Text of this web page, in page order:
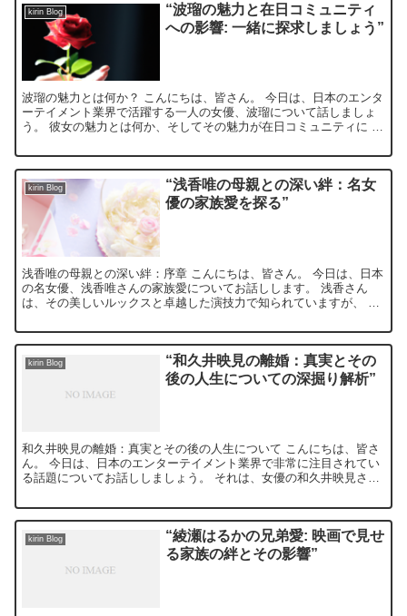
kirin Blog
“波瑠の魅力と在日コミュニティ
への影響: 一緒に探求しましょう”
波瑠の魅力とは何か？ こんにちは、皆さん。 今日は、日本のエンタ
ーテイメント業界で活躍する一人の女優、波瑠について話しましょ
う。 彼女の魅力とは何か、そしてその魅力が在日コミュニティに ど
kirin Blog
“浅香唯の母親との深い絆：名女
優の家族愛を探る”
浅香唯の母親との深い絆：序章 こんにちは、皆さん。 今日は、日本
の名女優、浅香唯さんの家族愛についてお話しします。 浅香さん
は、その美しいルックスと卓越した演技力で知られていますが、 彼
kirin Blog
“和久井映見の離婚：真実とその
後の人生についての深掘り解析”
和久井映見の離婚：真実とその後の人生について こんにちは、皆さ
ん。 今日は、日本のエンターテイメント業界で非常に注目されてい
る話題についてお話ししましょう。 それは、女優の和久井映見さん
kirin Blog
“綾瀬はるかの兄弟愛: 映画で見せ
る家族の絆とその影響”